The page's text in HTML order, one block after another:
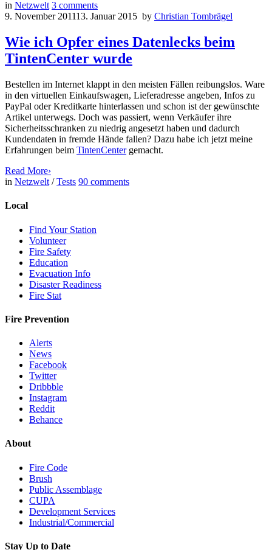
in Netzwelt 3 comments
9. November 201113. Januar 2015 by Christian Tombrägel
Wie ich Opfer eines Datenlecks beim
TintenCenter wurde
Bestellen im Internet klappt in den meisten Fällen reibungslos. Ware
in den virtuellen Einkaufswagen, Lieferadresse angeben, Infos zu
PayPal oder Kreditkarte hinterlassen und schon ist der gewünschte
Artikel unterwegs. Doch was passiert, wenn Verkäufer ihre
Sicherheitsschranken zu niedrig angesetzt haben und dadurch
Kundendaten in fremde Hände fallen? Dazu habe ich jetzt meine
Erfahrungen beim TintenCentergemacht.
Read More›
in Netzwelt /Tests 90 comments
Local
Find Your Station
Volunteer
Fire Safety
Education
Evacuation Info
Disaster Readiness
Fire Stat
Fire Prevention
Alerts
News
Facebook
Twitter
Dribbble
Instagram
Reddit
Behance
About
Fire Code
Brush
Public Assemblage
CUPA
Development Services
Industrial/Commercial
Stay Up to Date